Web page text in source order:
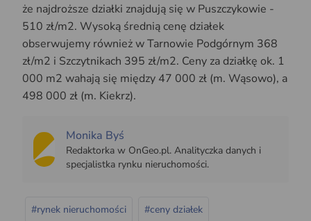
że najdroższe działki znajdują się w Puszczykowie -
510 zł/m2. Wysoką średnią cenę działek
obserwujemy również w Tarnowie Podgórnym 368
zł/m2 i Szczytnikach 395 zł/m2. Ceny za działkę ok. 1
000 m2 wahają się między 47 000 zł (m. Wąsowo), a
498 000 zł (m. Kiekrz).
Monika Byś
Redaktorka w OnGeo.pl. Analityczka danych i
specjalistka rynku nieruchomości.
#rynek nieruchomości #ceny działek